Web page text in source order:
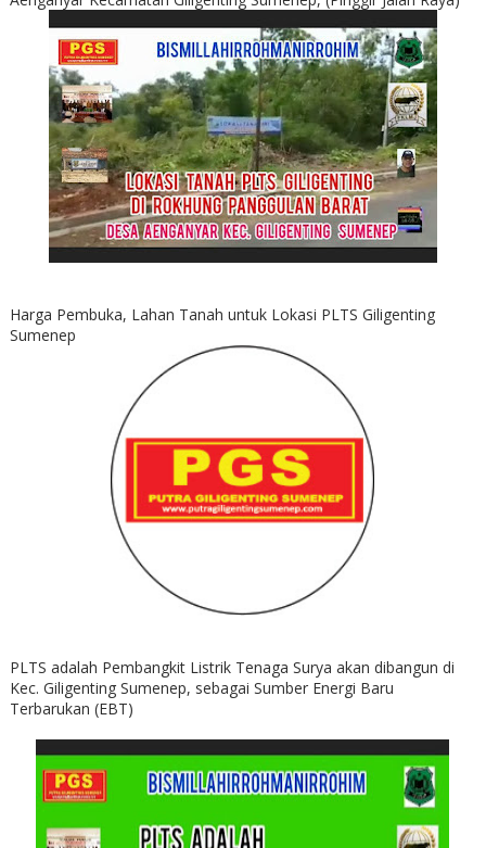
Harga Pembuka, Lahan Tanah untuk Lokasi PLTS Giligenting
Sumenep
PLTS adalah Pembangkit Listrik Tenaga Surya akan dibangun di
Kec. Giligenting Sumenep, sebagai Sumber Energi Baru
Terbarukan (EBT)